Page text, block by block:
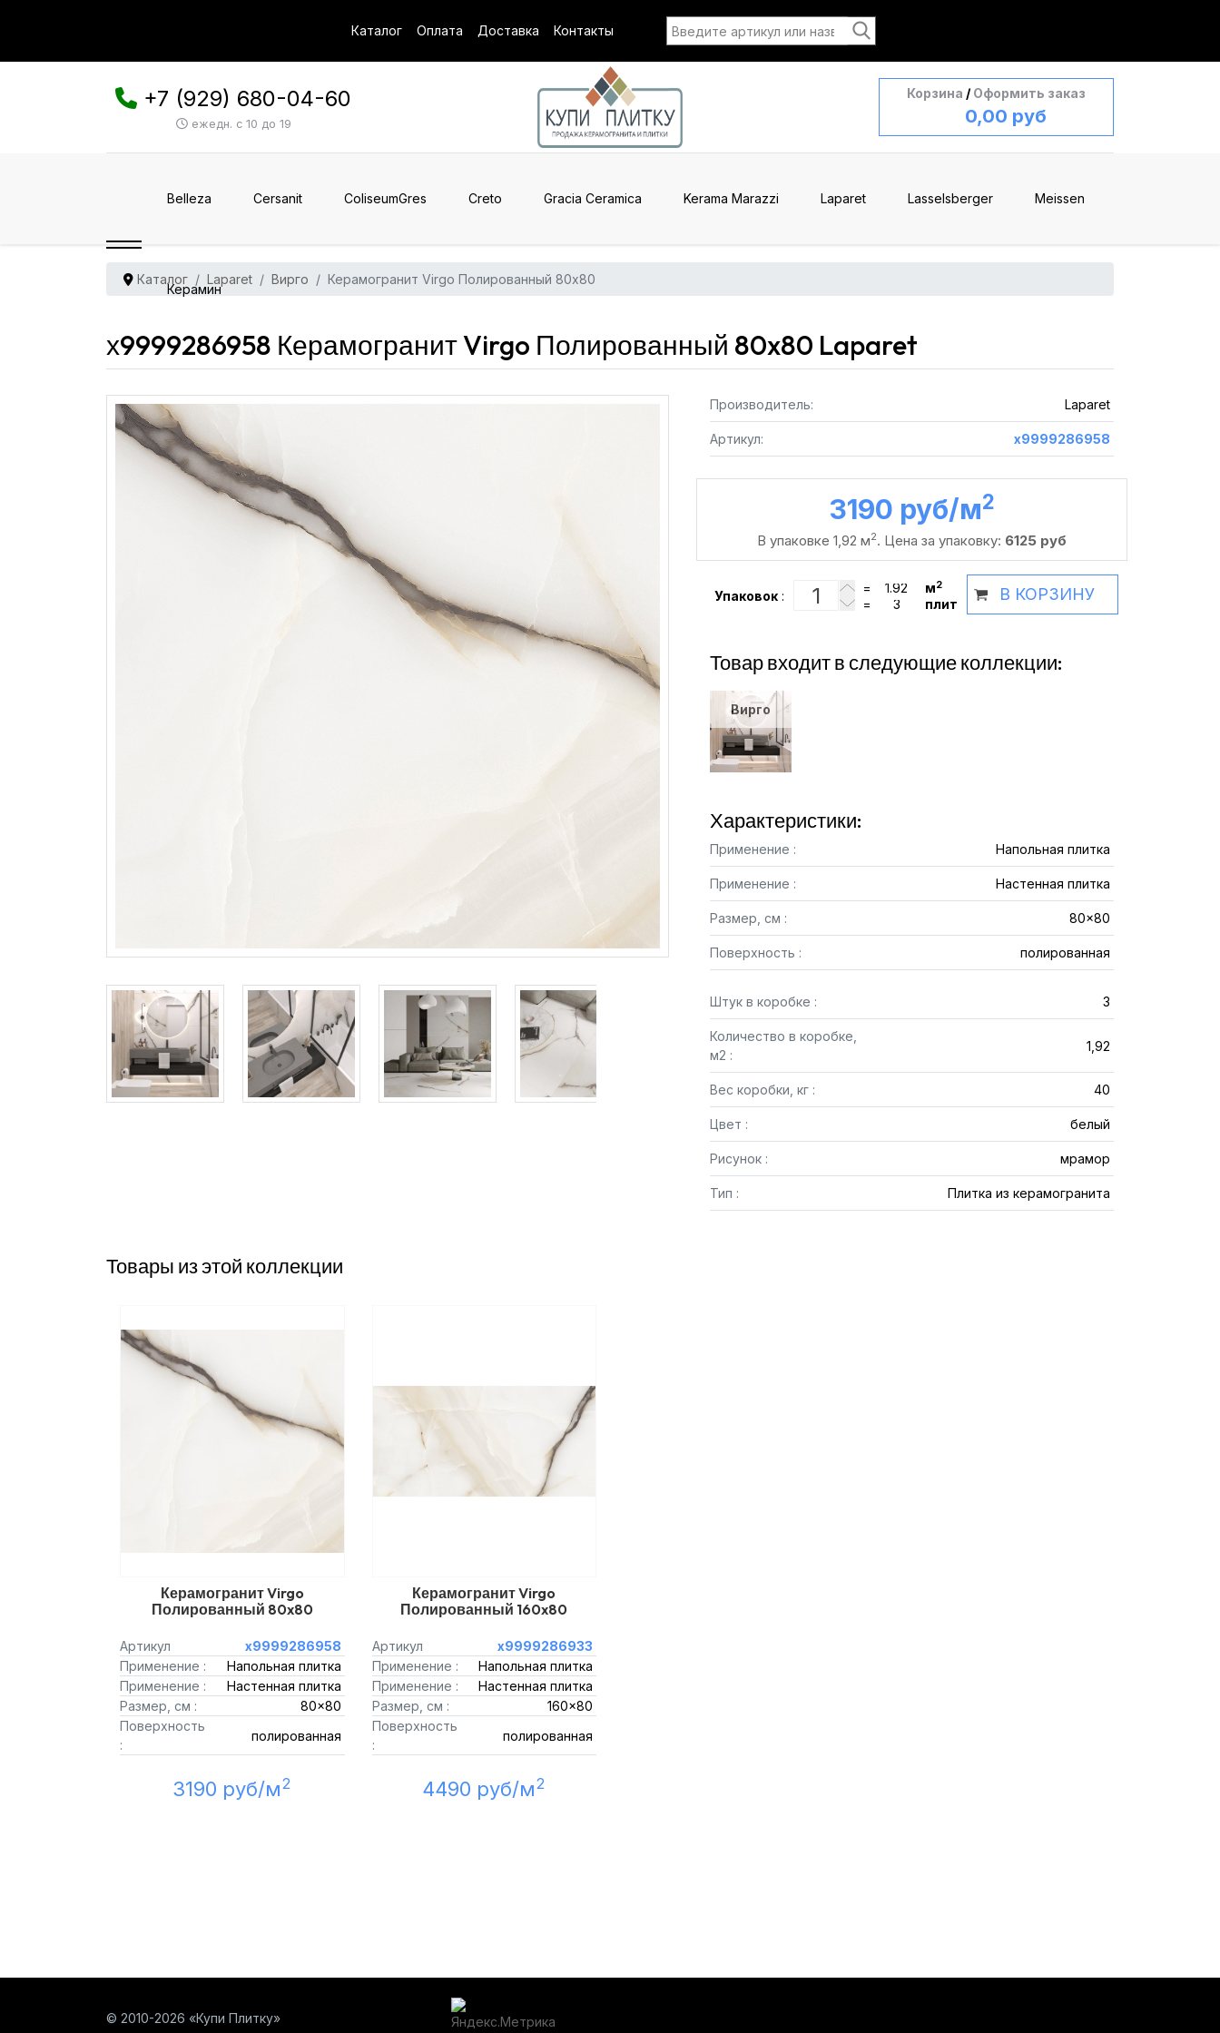
Каталог Оплата Доставка Контакты
+7 (929) 680-04-60
ежедн. с 10 до 19
Корзина / Оформить заказ
0,00 руб
Belleza Cersanit ColiseumGres Creto Gracia Ceramica Kerama Marazzi Laparet Lasselsberger Meissen
Керамин
Каталог Laparet Вирго Керамогранит Virgo Полированный 80x80
х9999286958 Керамогранит Virgo Полированный 80x80 Laparet
Производитель: Laparet
Артикул: х9999286958
3190 руб /м2
В упаковке 1,92 м2. Цена за упаковку: 6125 руб
Упаковок :
= м2
= плит
В КОРЗИНУ
Товар входит в следующие коллекции:
Вирго
Характеристики:
Применение : Напольная плитка
Применение : Настенная плитка
Размер, см : 80x80
Поверхность : полированная
Штук в коробке : 3
Количество в коробке,
м2 :
1,92
Вес коробки, кг : 40
Цвет : белый
Рисунок : мрамор
Тип : Плитка из керамогранита
Товары из этой коллекции
Керамогранит Virgo
Полированный 80x80
Артикул
х9999286958
Применение :
Напольная плитка
Применение :
Настенная плитка
Размер, см :
80x80
Поверхность
:
полированная
3190 руб/м2
Керамогранит Virgo
Полированный 160x80
Артикул
х9999286933
Применение :
Напольная плитка
Применение :
Настенная плитка
Размер, см :
160x80
Поверхность
:
полированная
4490 руб/м2
© 2010-2026 «Купи Плитку»